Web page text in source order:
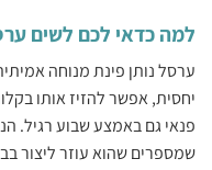
למה כדאי לכם לשים
ערסל נותן פינת מנוחה
יחסית, אפשר להזיז אותו
פנאי גם באמצע שבוע רגיל.
שמספרים שהוא עוזר ליצור